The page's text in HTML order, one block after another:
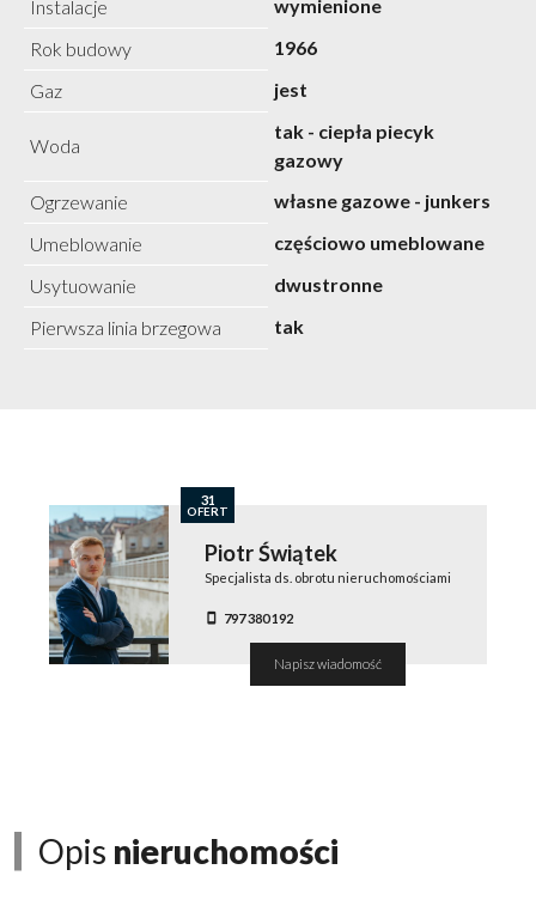
Instalacje
wymienione
Rok budowy
1966
Gaz
jest
Woda
tak - ciepła piecyk
gazowy
Ogrzewanie
własne gazowe - junkers
Umeblowanie
częściowo umeblowane
Usytuowanie
dwustronne
Pierwsza linia brzegowa
tak
Piotr Świątek
Specjalista ds. obrotu nieruchomościami
797 380 192
Napisz wiadomość
31
OFERT
Opis nieruchomości